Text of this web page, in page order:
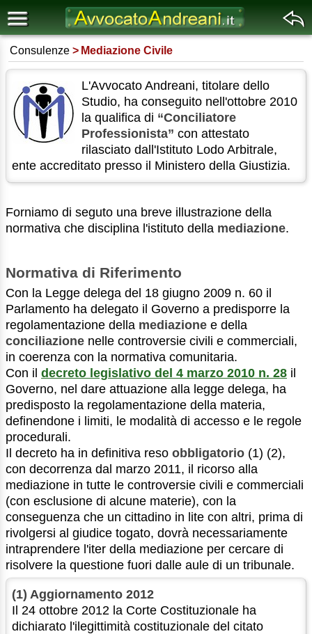
Consulenze Mediazione Civile
L'Avvocato Andreani, titolare dello
Studio, ha conseguito nell'ottobre 2010
la qualifica di “Conciliatore
Professionista” con attestato
rilasciato dall'Istituto Lodo Arbitrale,
ente accreditato presso il Ministero della Giustizia.
Forniamo di seguto una breve illustrazione della
normativa che disciplina l'istituto della mediazione.
Normativa di Riferimento
Con la Legge delega del 18 giugno 2009 n. 60 il
Parlamento ha delegato il Governo a predisporre la
regolamentazione della mediazione e della
conciliazione nelle controversie civili e commerciali,
in coerenza con la normativa comunitaria.
Con il decreto legislativo del 4 marzo 2010 n. 28 il
Governo, nel dare attuazione alla legge delega, ha
predisposto la regolamentazione della materia,
definendone i limiti, le modalità di accesso e le regole
procedurali.
Il decreto ha in definitiva reso obbligatorio (1) (2),
con decorrenza dal marzo 2011, il ricorso alla
mediazione in tutte le controversie civili e commerciali
(con esclusione di alcune materie), con la
conseguenza che un cittadino in lite con altri, prima di
rivolgersi al giudice togato, dovrà necessariamente
intraprendere l'iter della mediazione per cercare di
risolvere la questione fuori dalle aule di un tribunale.
(1) Aggiornamento 2012
Il 24 ottobre 2012 la Corte Costituzionale ha
dichiarato l'ilegittimità costituzionale del citato